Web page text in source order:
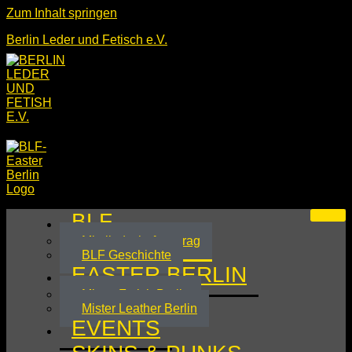
Zum Inhalt springen
Berlin Leder und Fetisch e.V.
BLF
Mitgliedschaftsantrag
BLF Geschichte
EASTER BERLIN
Mister Fetish Berlin
Mister Leather Berlin
EVENTS